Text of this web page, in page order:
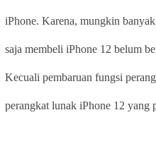
iPhone. Karena, mungkin
saja membeli iPhone 12 belum
Kecuali pembaruan fungsi
perangkat lunak iPhone 12 yang